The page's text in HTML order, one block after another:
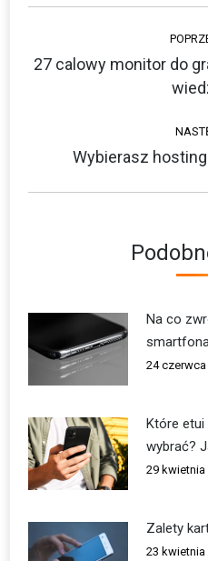
Nawigacja
wpisów
27 calowy monitor do
Wybierasz
Na co
24 czerwca
Które
wybrać?
29 kwietnia
Zalety
23 kwietnia